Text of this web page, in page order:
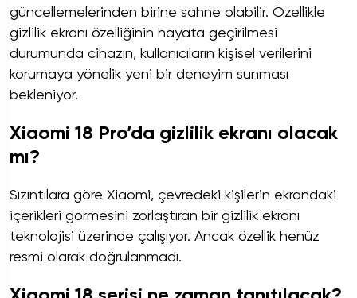
güncellemelerinden birine sahne olabilir. Özellikle
gizlilik ekranı özelliğinin hayata geçirilmesi
durumunda cihazın, kullanıcıların kişisel verilerini
korumaya yönelik yeni bir deneyim sunması
bekleniyor.
Xiaomi 18 Pro’da gizlilik ekranı olacak
mı?
Sızıntılara göre Xiaomi, çevredeki kişilerin ekrandaki
içerikleri görmesini zorlaştıran bir gizlilik ekranı
teknolojisi üzerinde çalışıyor. Ancak özellik henüz
resmi olarak doğrulanmadı.